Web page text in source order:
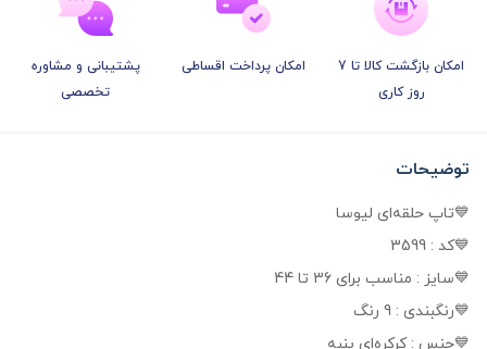
امکان بازگشت کالا تا 7
روز کاری
امکان پرداخت اقساطی
پشتیبانی و مشاوره
تخصصی
توضیحات
💙تاپ حلقه‌ای لیوسا
💙کد : 3599
💙سایز : مناسب برای 36 تا 44
💙رنگبندی : 9 رنگ
💙جنس : کرکره‌ای پنبه